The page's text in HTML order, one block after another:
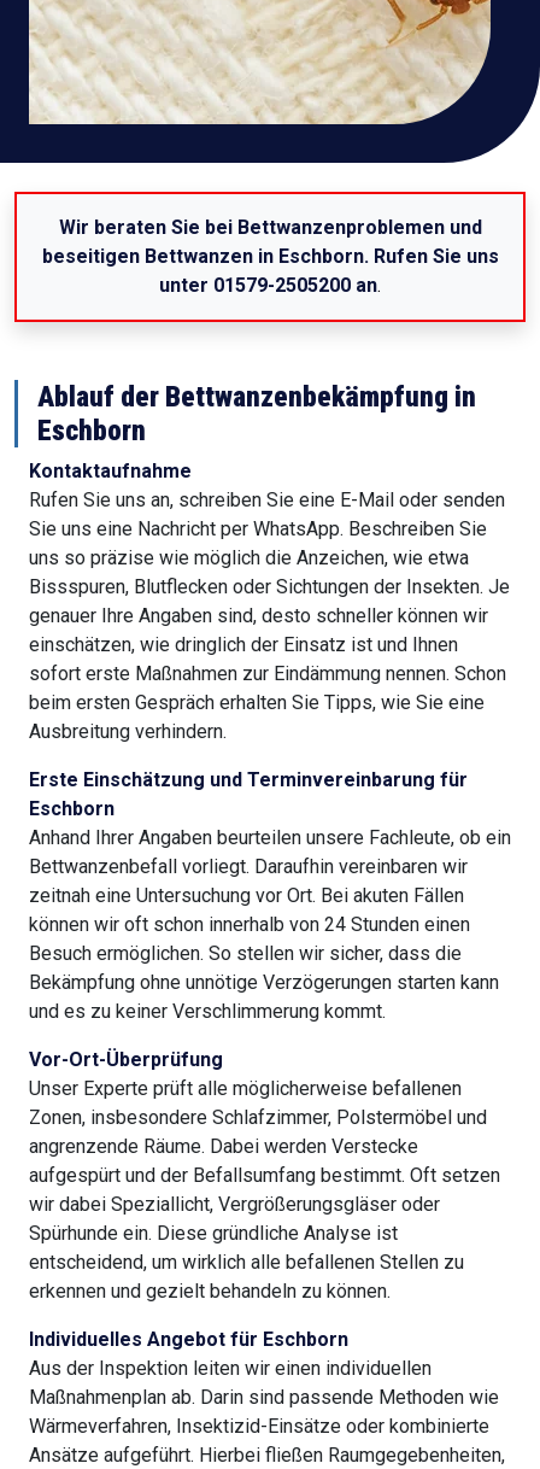
Wir beraten Sie bei Bettwanzenproblemen und
beseitigen Bettwanzen in Eschborn. Rufen Sie uns
unter 01579-2505200 an.
Ablauf der Bettwanzenbekämpfung in
Eschborn
Kontaktaufnahme
Rufen Sie uns an, schreiben Sie eine E-Mail oder senden
Sie uns eine Nachricht per WhatsApp. Beschreiben Sie
uns so präzise wie möglich die Anzeichen, wie etwa
Bissspuren, Blutflecken oder Sichtungen der Insekten. Je
genauer Ihre Angaben sind, desto schneller können wir
einschätzen, wie dringlich der Einsatz ist und Ihnen
sofort erste Maßnahmen zur Eindämmung nennen. Schon
beim ersten Gespräch erhalten Sie Tipps, wie Sie eine
Ausbreitung verhindern.
Erste Einschätzung und Terminvereinbarung für
Eschborn
Anhand Ihrer Angaben beurteilen unsere Fachleute, ob ein
Bettwanzenbefall vorliegt. Daraufhin vereinbaren wir
zeitnah eine Untersuchung vor Ort. Bei akuten Fällen
können wir oft schon innerhalb von 24 Stunden einen
Besuch ermöglichen. So stellen wir sicher, dass die
Bekämpfung ohne unnötige Verzögerungen starten kann
und es zu keiner Verschlimmerung kommt.
Vor-Ort-Überprüfung
Unser Experte prüft alle möglicherweise befallenen
Zonen, insbesondere Schlafzimmer, Polstermöbel und
angrenzende Räume. Dabei werden Verstecke
aufgespürt und der Befallsumfang bestimmt. Oft setzen
wir dabei Speziallicht, Vergrößerungsgläser oder
Spürhunde ein. Diese gründliche Analyse ist
entscheidend, um wirklich alle befallenen Stellen zu
erkennen und gezielt behandeln zu können.
Individuelles Angebot für Eschborn
Aus der Inspektion leiten wir einen individuellen
Maßnahmenplan ab. Darin sind passende Methoden wie
Wärmeverfahren, Insektizid-Einsätze oder kombinierte
Ansätze aufgeführt. Hierbei fließen Raumgegebenheiten,